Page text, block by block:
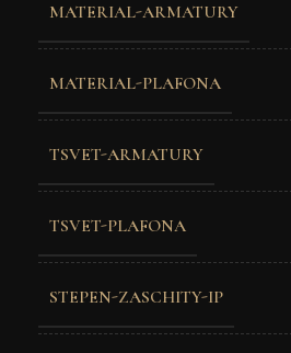
MATERIAL-ARMATURY
MATERIAL-PLAFONA
TSVET-ARMATURY
TSVET-PLAFONA
STEPEN-ZASCHITY-IP